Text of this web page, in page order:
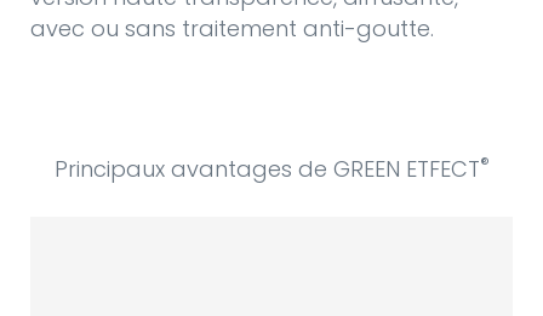
avec ou sans traitement anti-goutte.
Principaux avantages de GREEN ETFECT®